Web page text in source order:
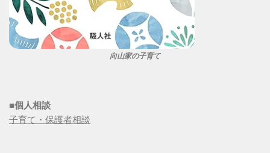
向山家の子育て
■個人相談
子育て・保護者相談